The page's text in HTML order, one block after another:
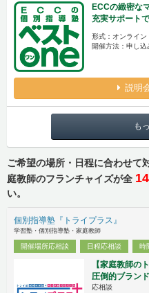
ECCの緻密な
充実サポート
形式：オンライン
開催方法：申し
説明
も
ご希望の場所・日程に合わせて
庭教師のフランチャイズが全 14
い。
個別指導塾『トライプラス』
学習塾・個別指導塾・家庭教師
開催場所応相談 日程応相談 時
【家庭教師の
圧倒的ブラン
応相談